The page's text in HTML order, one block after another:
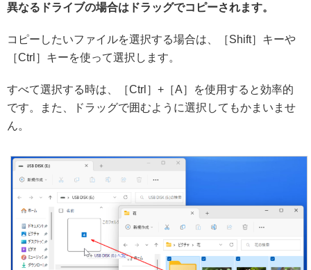
異なるドライブの場合はドラッグでコピーされます。
コピーしたいファイルを選択する場合は、［Shift］キーや
［Ctrl］キーを使って選択します。
すべて選択する時は、［Ctrl］+［A］を使用すると効率的
です。また、ドラッグで囲むように選択してもかまいませ
ん。